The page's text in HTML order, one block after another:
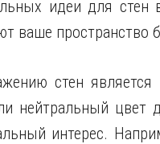
идеи для
ваше
стен является
нейтральный цвет
интерес.